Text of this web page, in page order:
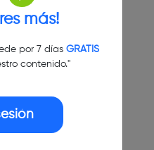
más!
por 7 días GRATIS
contenido."